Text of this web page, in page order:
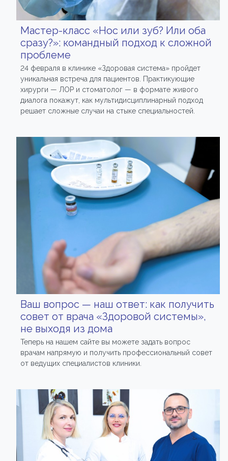
Мастер-класс «Нос или зуб? Или оба
сразу?»: командный подход к сложной
проблеме
24 февраля в клинике «Здоровая система» пройдет
уникальная встреча для пациентов. Практикующие
хирурги — ЛОР и стоматолог — в формате живого
диалога покажут, как мультидисциплинарный подход
решает сложные случаи на стыке специальностей.
Ваш вопрос — наш ответ: как получить
совет от врача «Здоровой системы»,
не выходя из дома
Теперь на нашем сайте вы можете задать вопрос
врачам напрямую и получить профессиональный совет
от ведущих специалистов клиники.